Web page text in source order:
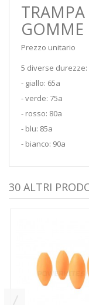
GOMME
Prezzo unitario
5 diverse durezze:
- giallo: 65a
- verde: 75a
- rosso: 80a
- blu: 85a
- bianco: 90a
30 ALTRI